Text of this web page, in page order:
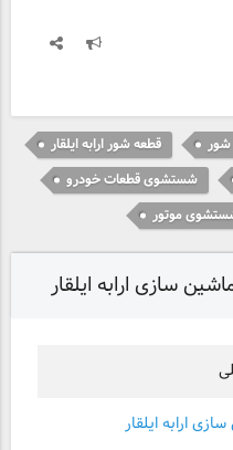
شور
قطعه شور ارابه ایلقار
شستشوی قطعات خودرو
موتور
سازی ارابه ایلقار
ارابه ایلقار